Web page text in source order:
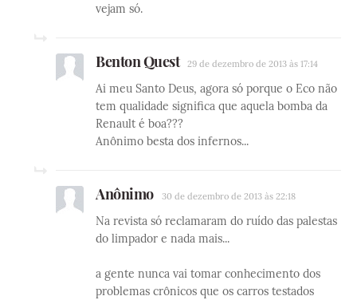
vejam só.
Benton Quest 29 de dezembro de 2013 às 17:14
Ai meu Santo Deus, agora só porque o Eco não
tem qualidade significa que aquela bomba da
Renault é boa???
Anônimo besta dos infernos...
Anônimo 30 de dezembro de 2013 às 22:18
Na revista só reclamaram do ruído das palestas
do limpador e nada mais...
a gente nunca vai tomar conhecimento dos
problemas crônicos que os carros testados